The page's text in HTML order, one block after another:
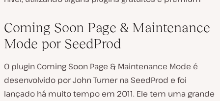
Coming Soon Page & Maintenance
Mode por SeedProd
O plugin Coming Soon Page & Maintenance Mode é
desenvolvido por John Turner na SeedProd e foi
lançado há muito tempo em 2011. Ele tem uma grande